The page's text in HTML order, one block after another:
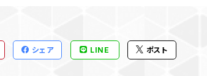
シェア LINE ポスト